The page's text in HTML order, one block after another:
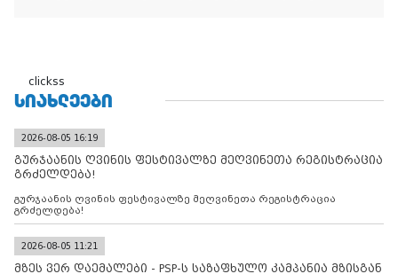
clickss
ᲡᲘᲐᲮᲚᲔᲔᲑᲘ
2026-08-05 16:19
გურჯაანის ღვინის ფესტივალზე მეღვინეთა რეგისტრაცია
გრძელდება!
გურჯაანის ღვინის ფესტივალზე მეღვინეთა რეგისტრაცია
გრძელდება!
2026-08-05 11:21
მზეს ვერ დაემალები - PSP-ს საზაფხულო კამპანია მზისგან